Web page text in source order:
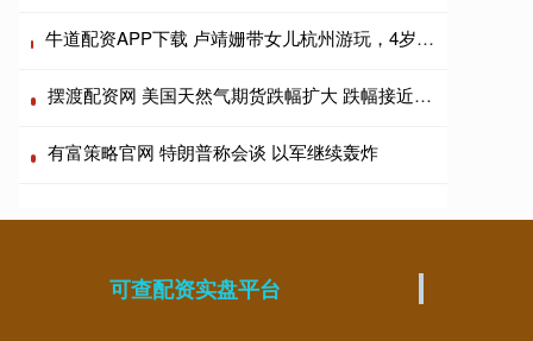
牛道配资APP下载 卢靖姗带女儿杭州游玩，4岁女儿正面曝光，五官立体精致很像韩庚
摆渡配资网 美国天然气期货跌幅扩大 跌幅接近5%
有富策略官网 特朗普称会谈 以军继续轰炸
可查配资实盘平台